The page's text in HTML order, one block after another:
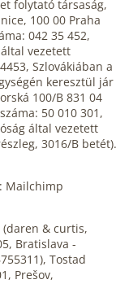
folytató társaság,
100 00 Praha
042 35 452,
vezetett
Szlovákiában a
keresztül jár
100/B 831 04
50 010 301,
által vezetett
3016/B betét).
Mailchimp
& curtis,
Bratislava -
Tostad
Prešov,